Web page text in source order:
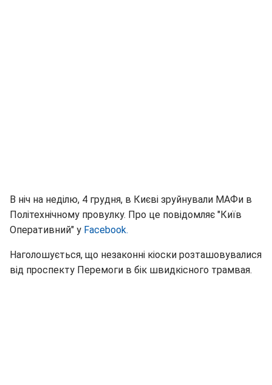
В ніч на неділю, 4 грудня, в Києві зруйнували МАФи в
Політехнічному провулку. Про це повідомляє "Київ
Оперативний" у Facebook.
Наголошується, що незаконні кіоски розташовувалися
від проспекту Перемоги в бік швидкісного трамвая.